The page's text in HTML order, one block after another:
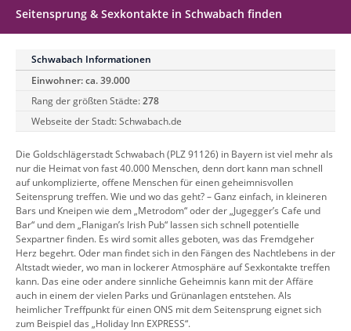
Seitensprung & Sexkontakte in Schwabach finden
Schwabach Informationen
Einwohner: ca. 39.000
Rang der größten Städte:278
Webseite der Stadt:Schwabach.de
Die Goldschlägerstadt Schwabach (PLZ 91126) in Bayern ist viel mehr als
nur die Heimat von fast 40.000 Menschen, denn dort kann man schnell
auf unkomplizierte, offene Menschen für einen geheimnisvollen
Seitensprung treffen. Wie und wo das geht? – Ganz einfach, in kleineren
Bars und Kneipen wie dem „Metrodom“ oder der „Jugegger’s Cafe und
Bar“ und dem „Flanigan’s Irish Pub“ lassen sich schnell potentielle
Sexpartner finden. Es wird somit alles geboten, was das Fremdgeher
Herz begehrt. Oder man findet sich in den Fängen des Nachtlebens in der
Altstadt wieder, wo man in lockerer Atmosphäre auf Sexkontakte treffen
kann. Das eine oder andere sinnliche Geheimnis kann mit der Affäre
auch in einem der vielen Parks und Grünanlagen entstehen. Als
heimlicher Treffpunkt für einen ONS mit dem Seitensprung eignet sich
zum Beispiel das „Holiday Inn EXPRESS“.